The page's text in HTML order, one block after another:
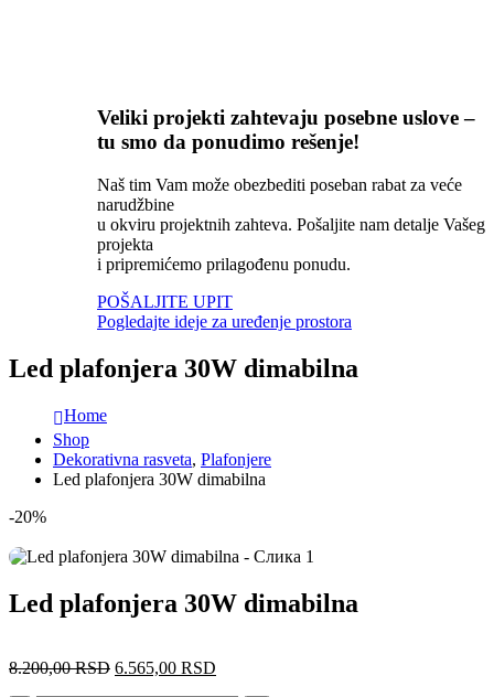
Veliki projekti zahtevaju posebne uslove –
tu smo da ponudimo rešenje!
Naš tim Vam može obezbediti poseban rabat za veće
narudžbine
u okviru projektnih zahteva. Pošaljite nam detalje Vašeg
projekta
i pripremićemo prilagođenu ponudu.
POŠALJITE UPIT
Pogledajte ideje za uređenje prostora
Led plafonjera 30W dimabilna
Home
Shop
Dekorativna rasveta, Plafonjere
Led plafonjera 30W dimabilna
-20%
Led plafonjera 30W dimabilna
8.200,00RSD Оригинална
6.565,00 RSD